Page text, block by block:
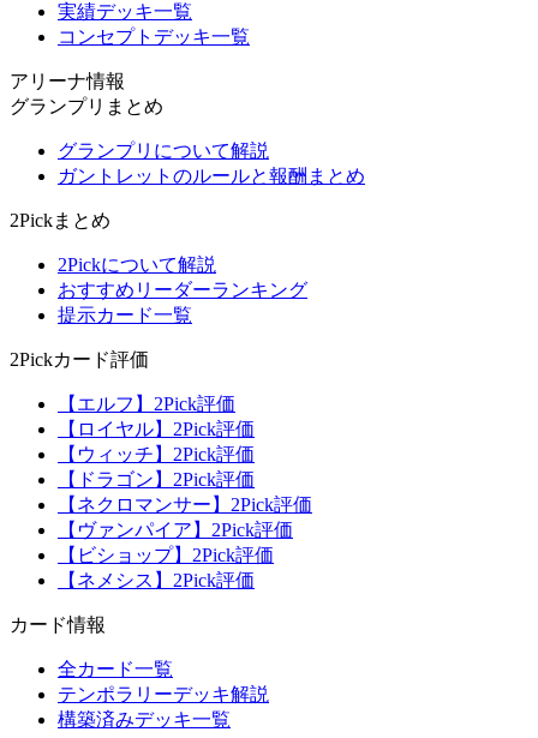
実績デッキ一覧
コンセプトデッキ一覧
アリーナ情報
グランプリまとめ
グランプリについて解説
ガントレットのルールと報酬まとめ
2Pickまとめ
2Pickについて解説
おすすめリーダーランキング
提示カード一覧
2Pickカード評価
【エルフ】2Pick評価
【ロイヤル】2Pick評価
【ウィッチ】2Pick評価
【ドラゴン】2Pick評価
【ネクロマンサー】2Pick評価
【ヴァンパイア】2Pick評価
【ビショップ】2Pick評価
【ネメシス】2Pick評価
カード情報
全カード一覧
テンポラリーデッキ解説
構築済みデッキ一覧